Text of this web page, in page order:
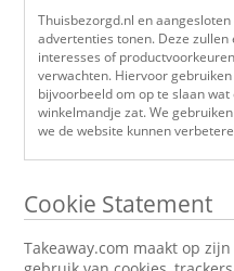
Thuisbezorgd.nl en
advertenties tonen. Deze
interesses of
verwachten. Hiervoor
bijvoorbeeld om op te slaan
winkelmandje zat. We
we de website kunnen
Cookie Statement
Takeaway.com maakt op